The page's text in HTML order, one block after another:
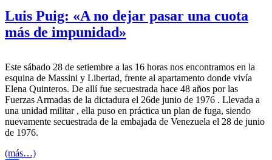
Luis Puig: «A no dejar pasar una cuota
más de impunidad»
Este sábado 28 de setiembre a las 16 horas nos encontramos en la
esquina de Massini y Libertad, frente al apartamento donde vivía
Elena Quinteros. De allí fue secuestrada hace 48 años por las
Fuerzas Armadas de la dictadura el 26de junio de 1976 . Llevada a
una unidad militar , ella puso en práctica un plan de fuga, siendo
nuevamente secuestrada de la embajada de Venezuela el 28 de junio
de 1976.
(más…)